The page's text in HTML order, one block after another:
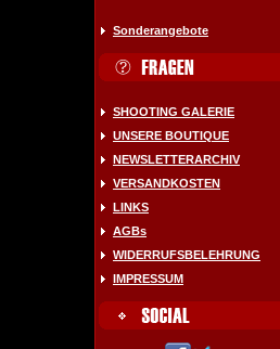
Sonderangebote
SHOOTING GALERIE
UNSERE BOUTIQUE
NEWSLETTERARCHIV
VERSANDKOSTEN
LINKS
AGBs
WIDERRUFSBELEHRUNG
IMPRESSUM